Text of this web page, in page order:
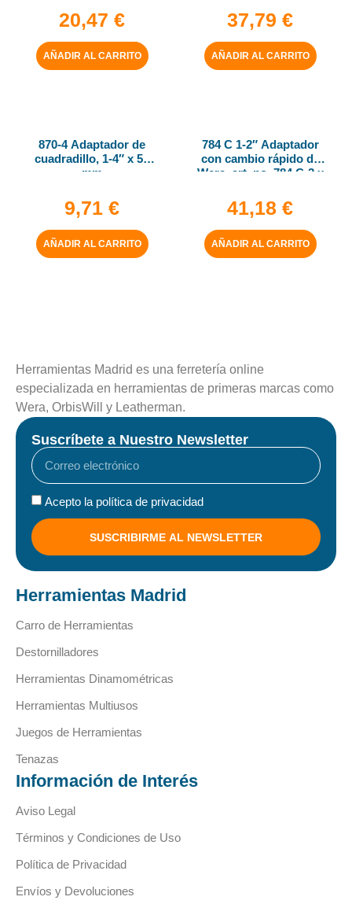
20,47 €
AÑADIR AL CARRITO
37,79 €
AÑADIR AL CARRITO
870-4 Adaptador de
cuadradillo, 1-4″ x 50
mm
9,71 €
AÑADIR AL CARRITO
784 C 1-2″ Adaptador
con cambio rápido de
Wera, art. no. 784 C-2 x
41,18 €
AÑADIR AL CARRITO
Herramientas Madrid es una ferretería online
especializada en herramientas de primeras marcas como
Wera, OrbisWill y Leatherman.
Suscríbete a Nuestro Newsletter
Acepto la política de privacidad
SUSCRIBIRME AL NEWSLETTER
Herramientas Madrid
Carro de Herramientas
Destornilladores
Herramientas Dinamométricas
Herramientas Multiusos
Juegos de Herramientas
Tenazas
Información de Interés
Aviso Legal
Términos y Condiciones de Uso
Política de Privacidad
Envíos y Devoluciones